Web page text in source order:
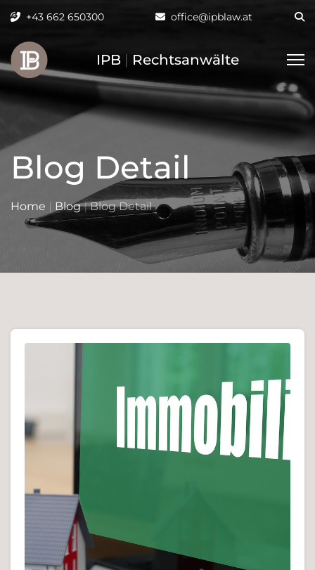
+43 662 650300 office@ipblaw.at
IPB | Rechtsanwälte
Blog Detail
Home | Blog|Blog Detail